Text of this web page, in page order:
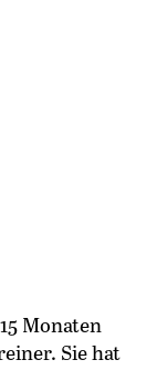
Monaten
Sie hat